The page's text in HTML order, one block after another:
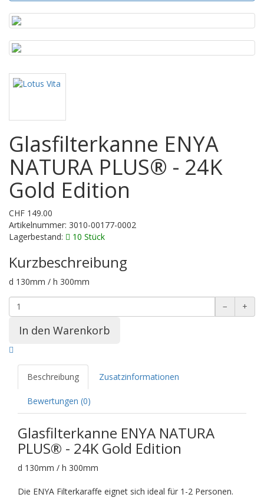
Glasfilterkanne ENYA
NATURA PLUS® - 24K
Gold Edition
CHF 149.00
Artikelnummer: 3010-00177-0002
Lagerbestand:
10 Stück
Kurzbeschreibung
d 130mm / h 300mm
− +
Beschreibung Zusatzinformationen
Bewertungen (0)
Glasfilterkanne ENYA NATURA
PLUS® - 24K Gold Edition
d 130mm / h 300mm
Die ENYA Filterkaraffe eignet sich ideal für 1-2 Personen.